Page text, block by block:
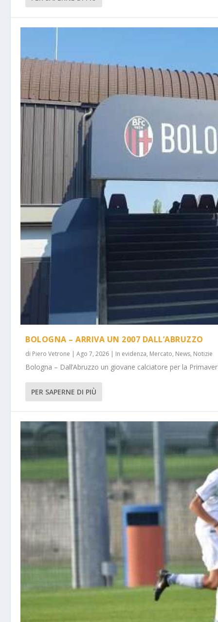
BOLOGNA – ARRIVA UN 2007 DALL’ABRUZZO
di Piero Vetrone |Ago 7, 2026 | In evidenza, Mercato, News, Notizie
Bologna – Dall’Abruzzo un giovane calciatore per la
PER SAPERNE DI PIÙ